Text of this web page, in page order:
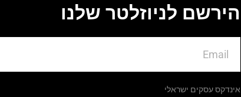
הירשם לניוזלטר שלנו
אינדקס עסקים ישראלי